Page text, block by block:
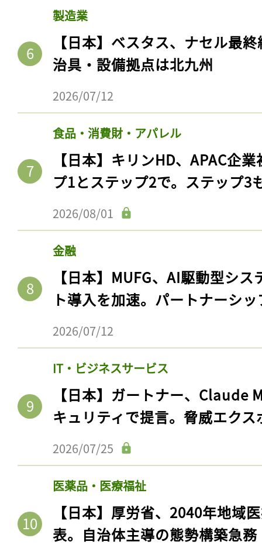
製造業
【日本】ベスタス、ナセル最
治具・設備拠点は北九州
2026/07/12
食品・消費財・アパレル
【日本】キリンHD、APAC企
プ1とステップ2で。ステップ3
2026/08/01
金融
【日本】MUFG、AI駆動型シ
ト導入を加速。パートナーシ
2026/07/12
IT・ビジネスサービス
【日本】ガートナー、Claude
キュリティで提言。脅威エク
2026/07/25
医薬品・医療福祉
【日本】厚労省、2040年地域
表。自治体主導の態勢構築急務